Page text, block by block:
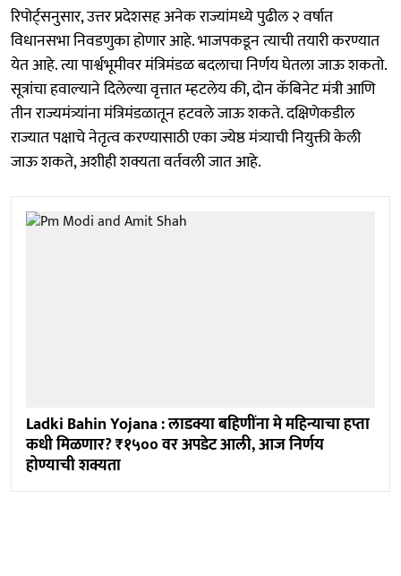
रिपोर्ट्सनुसार, उत्तर प्रदेशसह अनेक राज्यांमध्ये पुढील २ वर्षात
विधानसभा निवडणुका होणार आहे. भाजपकडून त्याची तयारी करण्यात
येत आहे. त्या पार्श्वभूमीवर मंत्रिमंडळ बदलाचा निर्णय घेतला जाऊ शकतो.
सूत्रांचा हवाल्याने दिलेल्या वृत्तात म्हटलेय की, दोन कॅबिनेट मंत्री आणि
तीन राज्यमंत्र्यांना मंत्रिमंडळातून हटवले जाऊ शकते. दक्षिणेकडील
राज्यात पक्षाचे नेतृत्व करण्यासाठी एका ज्येष्ठ मंत्र्याची नियुक्ती केली
जाऊ शकते, अशीही शक्यता वर्तवली जात आहे.
Ladki Bahin Yojana : लाडक्या बहि‍णींना मे महिन्याचा हप्ता
कधी मिळणार? ₹१५०० वर अपडेट आली, आज निर्णय
होण्याची शक्यता